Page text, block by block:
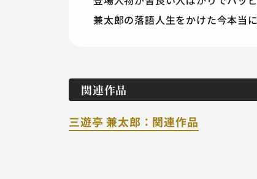
兼太郎の落語人生をかけた今本当
関連作品
三遊亭 兼太郎：関連作品